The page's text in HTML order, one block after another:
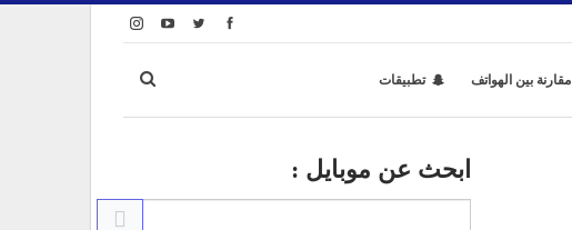
مقارنة بين الهواتف تطبيقات
ابحث عن موبايل :